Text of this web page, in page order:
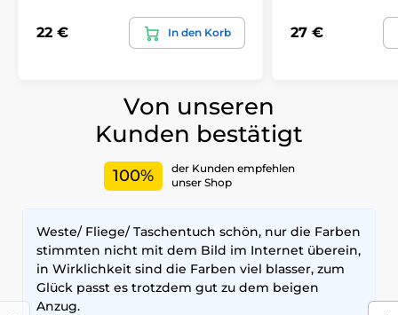
22 € In den Korb 27 €
Von unseren
Kunden bestätigt
100%
der Kunden empfehlen
unser Shop
Weste/ Fliege/ Taschentuch schön, nur die Farben
stimmten nicht mit dem Bild im Internet überein,
in Wirklichkeit sind die Farben viel blasser, zum
Glück passt es trotzdem gut zu dem beigen
Anzug.